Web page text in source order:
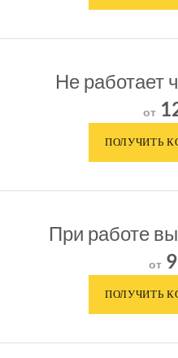
Не работает
от
При работе
от